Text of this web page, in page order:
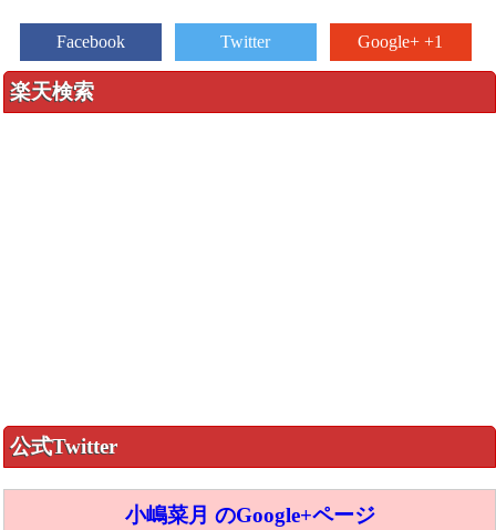
Facebook Twitter Google+ +1
楽天検索
公式Twitter
小嶋菜月 のGoogle+ページ